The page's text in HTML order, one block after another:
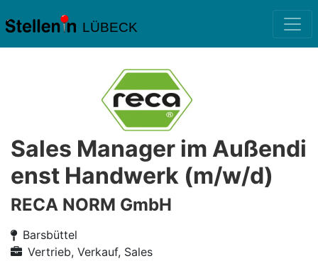
LÜBECK
Sales Manager im Außendi
enst Handwerk (m/w/d)
RECA NORM GmbH
Barsbüttel
Vertrieb, Verkauf, Sales